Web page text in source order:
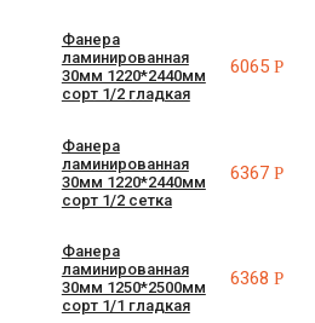
Фанера
ламинированная
30мм 1220*2440мм
сорт 1/2 гладкая
6065Р
Фанера
ламинированная
30мм 1220*2440мм
сорт 1/2 сетка
6367Р
Фанера
ламинированная
30мм 1250*2500мм
сорт 1/1 гладкая
6368Р